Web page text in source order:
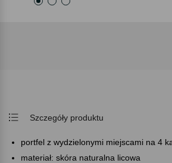
Szczegóły produktu
portfel z wydzielonymi miejscami na 4
materiał: skóra naturalna licowa